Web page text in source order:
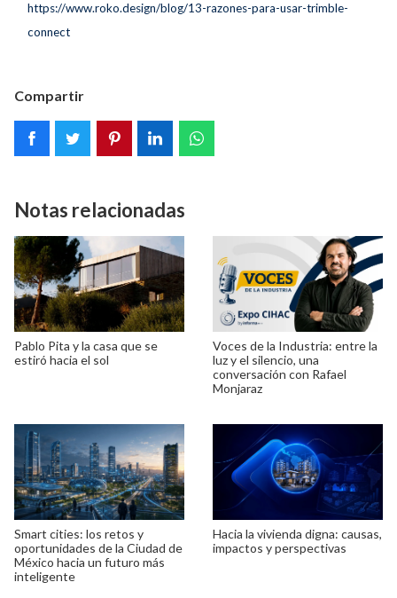
https://www.roko.design/blog/13-razones-para-usar-trimble-
connect
Compartir
Notas relacionadas
Pablo Pita y la casa que se
estiró hacia el sol
Voces de la Industria: entre la
luz y el silencio, una
conversación con Rafael
Monjaraz
Smart cities: los retos y
oportunidades de la Ciudad de
México hacia un futuro más
inteligente
Hacia la vivienda digna: causas,
impactos y perspectivas